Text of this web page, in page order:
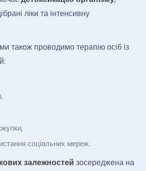
ліки та інтенсивну
ми також проводимо терапію осіб із
соціальних мереж.
залежностей зосереджена на